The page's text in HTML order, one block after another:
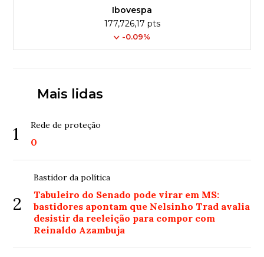
Ibovespa
177,726,17 pts
-0.09%
Mais lidas
1 Rede de proteção
0
2
Bastidor da política
Tabuleiro do Senado pode virar em MS:
bastidores apontam que Nelsinho Trad avalia
desistir da reeleição para compor com
Reinaldo Azambuja